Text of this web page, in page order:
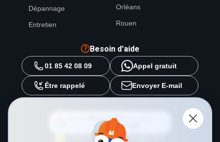
Dépannage
Entretien
Orléans
Rouen
Besoin d'aide
01 85 42 08 09 Appel gratuit
Être rappelé Envoyer E-mail
METAL 2000
source préférée surGoogle